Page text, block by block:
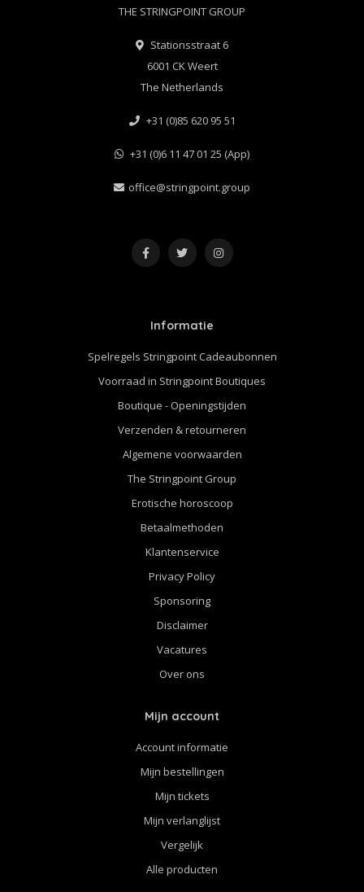
THE STRINGPOINT GROUP
Stationsstraat 6
6001 CK Weert
The Netherlands
+31 (0)85 620 95 51
+31 (0)6 11 47 01 25 (App)
office@stringpoint.group
Informatie
Spelregels Stringpoint Cadeaubonnen
Voorraad in Stringpoint Boutiques
Boutique - Openingstijden
Verzenden & retourneren
Algemene voorwaarden
The Stringpoint Group
Erotische horoscoop
Betaalmethoden
Klantenservice
Privacy Policy
Sponsoring
Disclaimer
Vacatures
Over ons
Mijn account
Account informatie
Mijn bestellingen
Mijn tickets
Mijn verlanglijst
Vergelijk
Alle producten